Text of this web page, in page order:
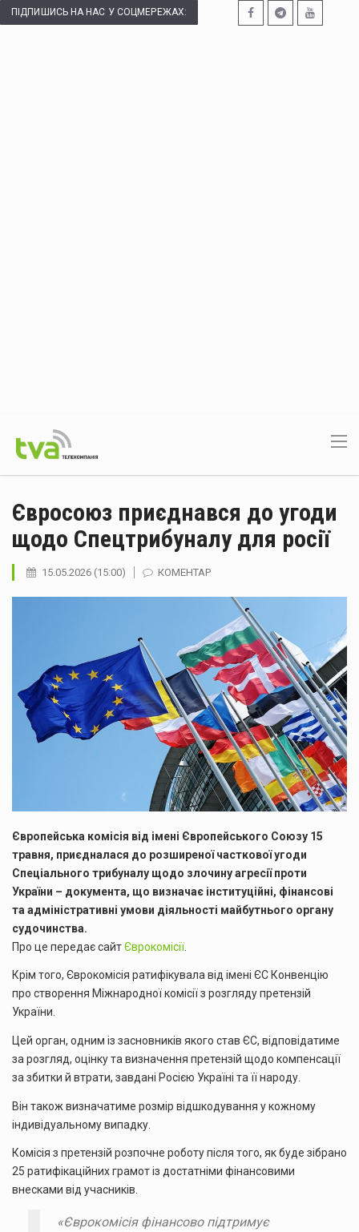
ПІДПИШИСЬ НА НАС У СОЦМЕРЕЖАХ:
Євросоюз приєднався до угоди
щодо Спецтрибуналу для росії
15.05.2026 (15:00) КОМЕНТАР
Європейська комісія від імені Європейського Союзу 15
травня, приєдналася до розширеної часткової угоди
Спеціального трибуналу щодо злочину агресії проти
України – документа, що визначає інституційні, фінансові
та адміністративні умови діяльності майбутнього органу
судочинства.
Про це передає сайтЄврокомісії
Крім того, Єврокомісія ратифікувала від імені ЄС Конвенцію
про створення Міжнародної комісії з розгляду претензій
України.
Цей орган, одним із засновників якого став ЄС, відповідатиме
за розгляд, оцінку та визначення претензій щодо компенсації
за збитки й втрати, завдані Росією Україні та її народу.
Він також визначатиме розмір відшкодування у кожному
індивідуальному випадку.
Комісія з претензій розпочне роботу після того, як буде зібрано
25 ратифікаційних грамот із достатніми фінансовими
внесками від учасників.
«Єврокомісія фінансово підтримує